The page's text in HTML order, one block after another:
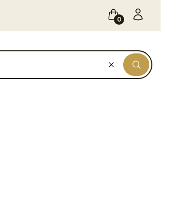
KoszykZaloguj się
WyczyśćSzukaj